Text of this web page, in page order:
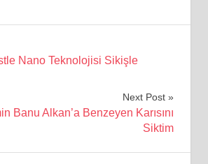
Nano Teknolojisi Sikişle
Next Post
Banu Alkan’a Benzeyen Karısını
Siktim